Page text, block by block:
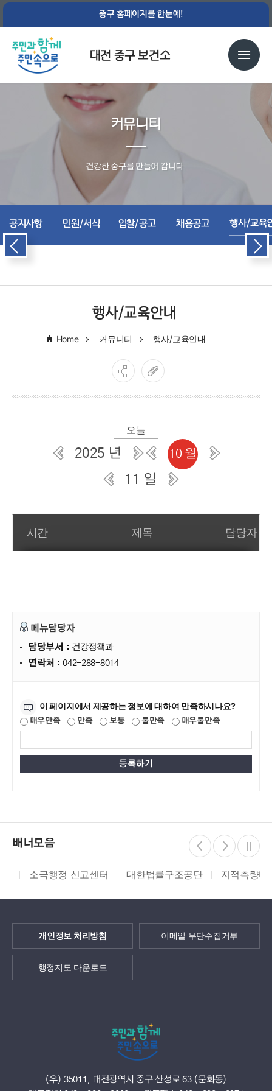
중구 홈페이지를 한눈에!
대전 중구 보건소
커뮤니티
건강한 중구를 만들어 갑니다.
공지사항 민원/서식 입찰/공고 채용공고 행사/교육
행사/교육안내
Home 커뮤니티 행사/교육안내
오늘
2025 년 10 월
11 일
일간 부서일정관리
시간 제목 담당자
메뉴담당자
담당부서 : 건강정책과
연락처 :042-288-8014
이 페이지에서 제공하는 정보에 대하여 만족하시나요?
매우만족 만족 보통 불만족 매우불만족
배너모음
소극행정 신고센터 대한법률구조공단 지적측량바로
개인정보 처리방침 이메일 무단수집거부
행정지도 다운로드
(우) 35011, 대전광역시 중구 산성로 63 (문화동)